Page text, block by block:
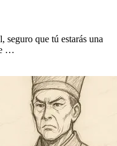
seguro que tú estarás una
…